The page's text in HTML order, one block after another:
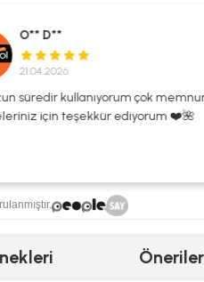
çok memnunum
❤️🌺